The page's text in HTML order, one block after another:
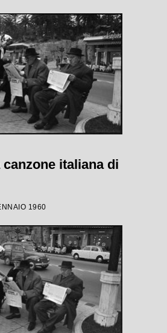
italiana di
1960